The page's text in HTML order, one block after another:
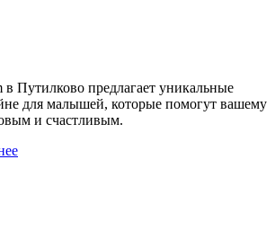
Путилково предлагает уникальные
для малышей, которые помогут вашему
и счастливым.